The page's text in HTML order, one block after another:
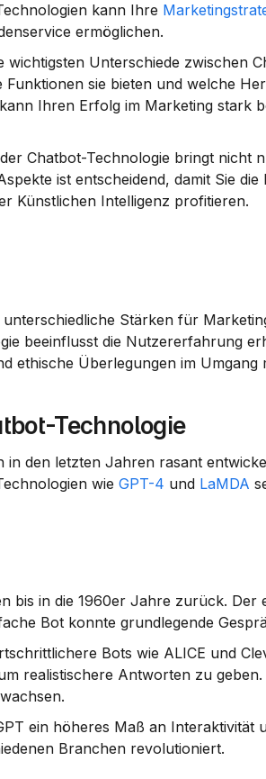
kann Ihre
ermöglichen.
Unterschiede zwischen
sie bieten und welche
Ihren Erfolg im Marketing stark
Chatbot-Technologie bringt
ist entscheidend, damit Sie
Künstlichen Intelligenz profitieren.
Stärken für
beeinflusst die Nutzererfahrung
ethische Überlegungen im Umgang
Technologie
in den letzten Jahren rasant
wie GPT-4 und LaMDA
bis in die 1960er Jahre zurück.
Bot konnte grundlegende
Bots wie ALICE und
realistischere Antworten zu
ein höheres Maß an Interaktivität
Branchen revolutioniert.